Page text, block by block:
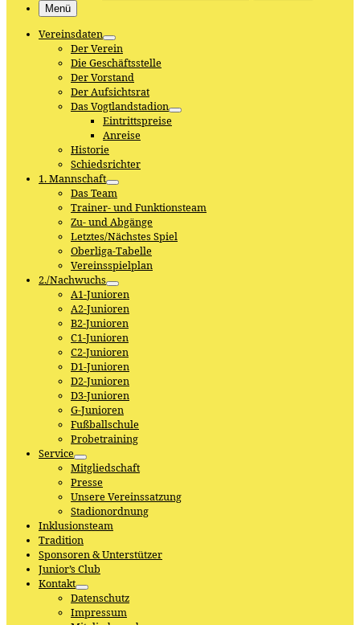
Menü
Vereinsdaten
Der Verein
Die Geschäftsstelle
Der Vorstand
Der Aufsichtsrat
Das Vogtlandstadion
Eintrittspreise
Anreise
Historie
Schiedsrichter
1. Mannschaft
Das Team
Trainer- und Funktionsteam
Zu- und Abgänge
Letztes/Nächstes Spiel
Oberliga-Tabelle
Vereinsspielplan
2./Nachwuchs
A1-Junioren
A2-Junioren
B2-Junioren
C1-Junioren
C2-Junioren
D1-Junioren
D2-Junioren
D3-Junioren
G-Junioren
Fußballschule
Probetraining
Service
Mitgliedschaft
Presse
Unsere Vereinssatzung
Stadionordnung
Inklusionsteam
Tradition
Sponsoren & Unterstützer
Junior’s Club
Kontakt
Datenschutz
Impressum